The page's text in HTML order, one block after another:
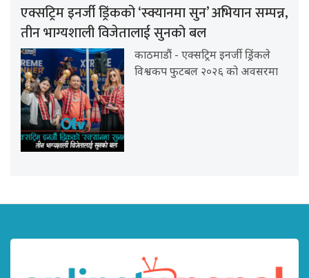
एक्सट्रिम इनर्जी ड्रिंकको ‘स्क्यानमा सुन’ अभियान सम्पन्न,
तीन भाग्यशाली विजेतालाई सुनको बल
काठमाडौं - एक्सट्रिम इनर्जी ड्रिंकले
विश्वकप फुटबल २०२६ को अवसरमा